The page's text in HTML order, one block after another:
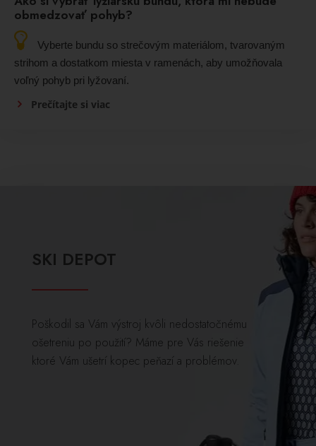
obmedzovať pohyb?
Vyberte bundu so strečovým materiálom, tvarovaným
strihom a dostatkom miesta v ramenách, aby umožňovala
voľný pohyb pri lyžovaní.
Prečítajte si viac
SKI DEPOT
Poškodil sa Vám výstroj kvôli nedostatočnému
ošetreniu po použití? Máme pre Vás riešenie
ktoré Vám ušetrí kopec peňazí a problémov.